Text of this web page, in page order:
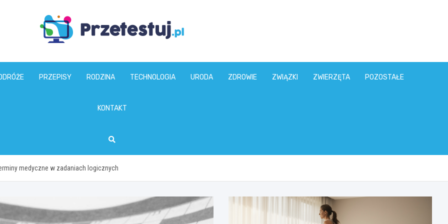
przetestuj.pl
PRZEPISY RODZINA TECHNOLOGIA URODA ZDROWIE ZWIĄZKI ZWIERZĘTA POZOSTAŁE
KONTAKT
medyczne w zadaniach logicznych